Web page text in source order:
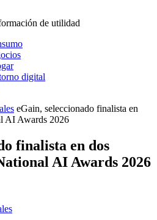
de utilidad
digital
eGain, seleccionado finalista en
AI Awards 2026
finalista en dos
AI Awards 2026